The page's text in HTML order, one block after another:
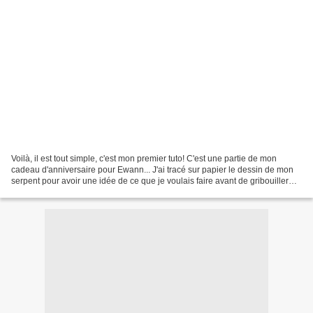
Voilà, il est tout simple, c'est mon premier tuto! C'est une partie de mon
cadeau d'anniversaire pour Ewann... J'ai tracé sur papier le dessin de mon
serpent pour avoir une idée de ce que je voulais faire avant de gribouiller